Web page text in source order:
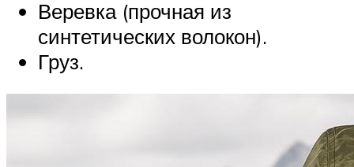
Веревка (прочная из
синтетических волокон).
Груз.